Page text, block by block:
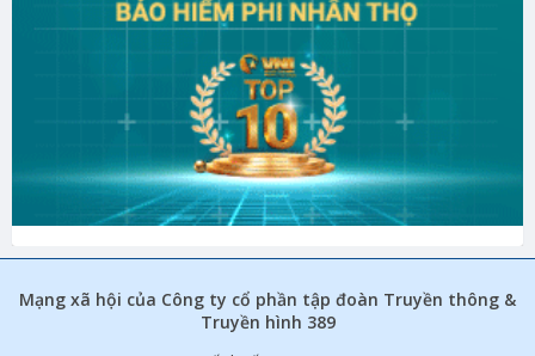
Mạng xã hội của Công ty cổ phần tập đoàn Truyền thông &
Truyền hình 389